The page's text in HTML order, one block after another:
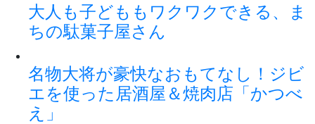
大人も子どももワクワクできる、ま
ちの駄菓子屋さん
名物大将が豪快なおもてなし！ジビ
エを使った居酒屋＆焼肉店「かつべ
え」